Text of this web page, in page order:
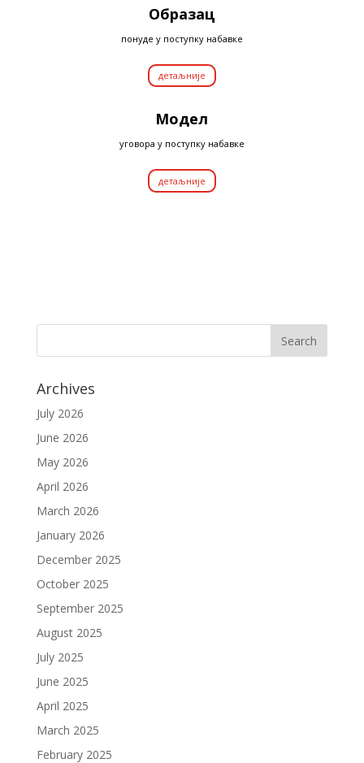
Образац
понуде у поступку набавке
детаљније
Модел
уговора у поступку набавке
детаљније
Archives
July 2026
June 2026
May 2026
April 2026
March 2026
January 2026
December 2025
October 2025
September 2025
August 2025
July 2025
June 2025
April 2025
March 2025
February 2025